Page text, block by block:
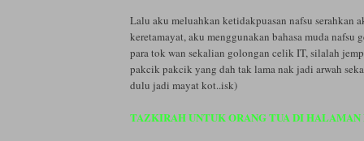
Lalu aku meluahkan ketidakpuasan nafsu serahkan
keretamayat, aku menggunakan bahasa muda nafsu
para tok wan sekalian golongan celik IT, silalah
pakcik pakcik yang dah tak lama nak jadi arwah
dulu jadi mayat kot..isk)
TAZKIRAH UNTUK ORANG TUA DI HALAMAN